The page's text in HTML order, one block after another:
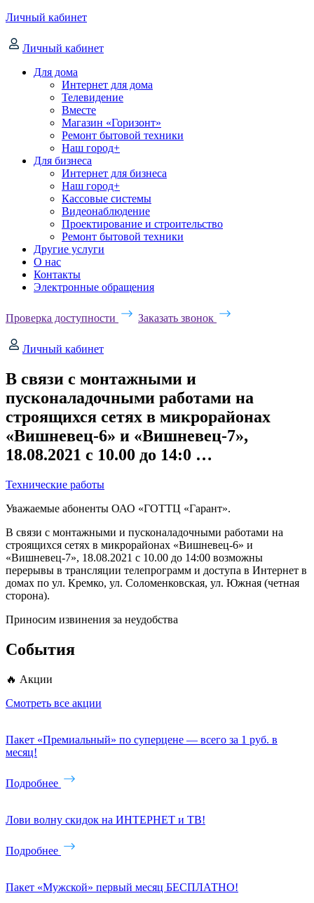
Личный кабинет
Личный кабинет
Для дома
Интернет для дома
Телевидение
Вместе
Магазин «Горизонт»
Ремонт бытовой техники
Наш город+
Для бизнеса
Интернет для бизнеса
Наш город+
Кассовые системы
Видеонаблюдение
Проектирование и строительство
Ремонт бытовой техники
Другие услуги
О нас
Контакты
Электронные обращения
Проверка доступности Заказать звонок
Личный кабинет
В связи с монтажными и
пусконаладочными работами на
строящихся сетях в микрорайонах
«Вишневец-6» и «Вишневец-7»,
18.08.2021 c 10.00 до 14:0 …
Технические работы
Уважаемые абоненты ОАО «ГОТТЦ «Гарант».
В связи с монтажными и пусконаладочными работами на
строящихся сетях в микрорайонах «Вишневец-6» и
«Вишневец-7», 18.08.2021 c 10.00 до 14:00 возможны
перерывы в трансляции телепрограмм и доступа в Интернет в
домах по ул. Кремко, ул. Соломенковская, ул. Южная (четная
сторона).
Приносим извинения за неудобства
События
🔥 Акции
Смотреть все акции
Пакет «Премиальный» по суперцене — всего за 1 руб. в
месяц!
Подробнее
Лови волну скидок на ИНТЕРНЕТ и ТВ!
Подробнее
Пакет «Мужской» первый месяц БЕСПЛАТНО!